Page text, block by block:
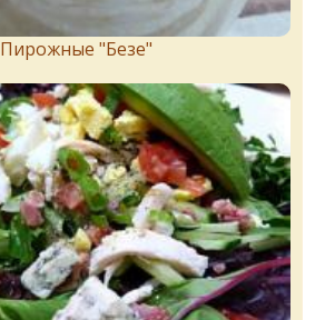
Пирожныe "Бeзe"